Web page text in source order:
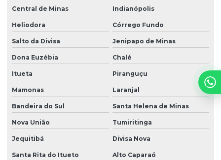
Central de Minas Indianópolis
Heliodora Córrego Fundo
Salto da Divisa Jenipapo de Minas
Dona Euzébia Chalé
Itueta Piranguçu
Mamonas Laranjal
Bandeira do Sul Santa Helena de Minas
Nova União Tumiritinga
Jequitibá Divisa Nova
Santa Rita do Itueto Alto Caparaó